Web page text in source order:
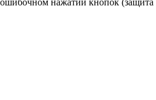
нажатии кнопок (защита